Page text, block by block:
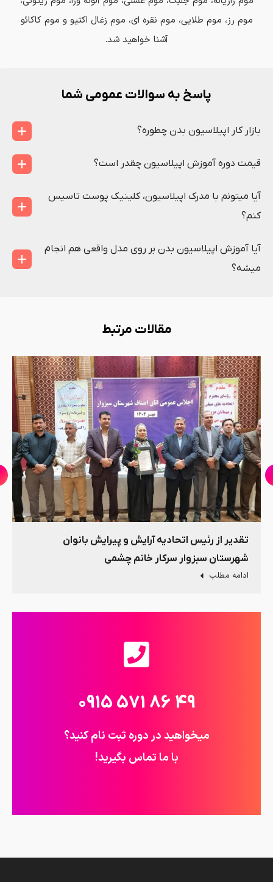
موم رز، موم طلایی، موم نقره ای، موم زغال اکتیو و موم کاکائو
آشنا خواهید شد.
پاسخ به سوالات عمومی شما
بازار کار اپیلاسیون بدن چطوره؟
قیمت دوره آموزش اپیلاسیون چقدر است؟
آیا میتونم با مدرک اپیلاسیون، کلینیک پوست تاسیس
کنم؟
آیا آموزش اپیلاسیون بدن بر روی مدل واقعی هم انجام
میشه؟
مقالات مرتبط
تقدیر از رئیس اتحادیه آرایش و پیرایش بانوان
شهرستان سبزوار سرکار خانم چشمی
ادامه مطلب
49 86 571 0915
میخواهید در دوره ثبت نام کنید؟
با ما تماس بگیرید!